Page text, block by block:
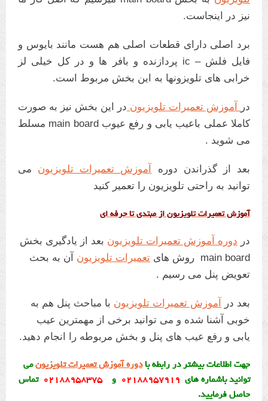
نیز در اینجاست.
برد اصلی دارای قطعات اصلی هم هست مانند بایوس و
فایل فلش – ic پردازنده و بافر ها و در کل خیلی لز
خرابی های تلویزونها به این بخش مربوط است.
در آموزش تعمیرات تلویزیون در این بخش نیز به صورت
کاملا عملی باعیب یابی و رفع عیوب main board مسلط
می شوید .
بعد از گذراندن دوره آموزش تعمیرات تلویزیون می
توانید به راحتی تلویزیون را تعمیر کنید
آموزش تعمیرات تلویزیون از مبتدی تا حرفه ای
در دوره آموزش تعمیرات تلویزیون بعد از یادگیری بخش
main board روش های
تعمیرات تلویزیون آن به بحث
تعویض پنل می رسیم .
بعد در آموزش تعمیرات تلویزیون با مباحث پنل هم به
خوبی آشنا شده و می توانید برخی از مهمترین عیب
یابی و رفع عیب های پنل و بخش مربوطه را انجام دهید.
جهت اطلاعات بیشتر در رابطه بادوره آموزش تعمیرات تلویزیونمی
توانید باشماره های ۰۲۱۸۸۹۵۷۹۱۹ و ۰۲۱۸۸۹۵۸۳۷۵ تماس
حاصل فرمایید.